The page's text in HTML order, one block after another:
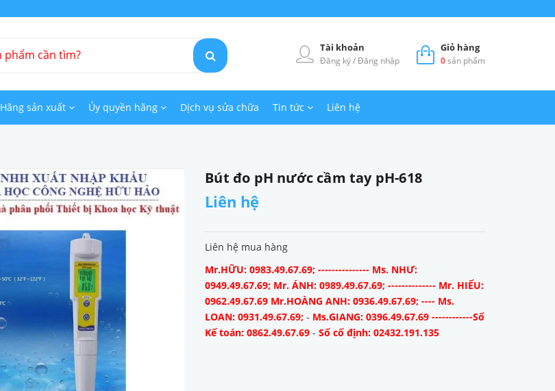
Giỏ hàng
0sản phẩm
Tài khoản
Đăng ký/Đăng nhập
Hãng sản xuất Ủy quyền hãng Dịch vụ sửa chữa Tin tức Liên hệ
Bút đo pH nước cầm tay pH-618
Liên hệ
Liên hệ mua hàng
Mr.HỮU: 0983.49.67.69; --------------- Ms. NHƯ:
0949.49.67.69; Mr. ÁNH: 0989.49.67.69; -------------- Mr. HIẾU:
0962.49.67.69 Mr.HOÀNG ANH: 0936.49.67.69; ---- Ms.
LOAN: 0931.49.67.69; - Ms.GIANG: 0396.49.67.69 ------------Số
Kế toán: 0862.49.67.69 -Số cố định: 02432.191.135